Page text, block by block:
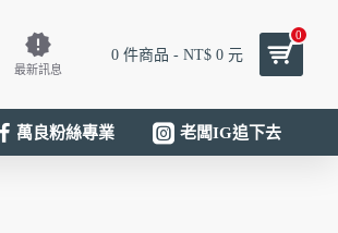
最新訊息
0 件商品 - NT$ 0 元
0
萬良粉絲專業 老闆IG追下去